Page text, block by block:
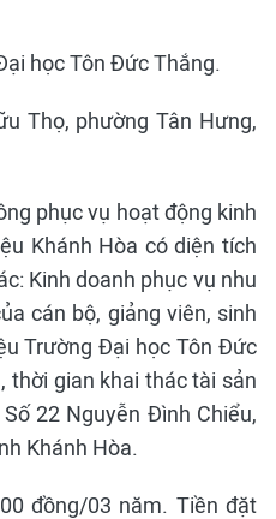
học Tôn Đức Thắng.
Thọ, phường Tân Hưng,
phục vụ hoạt động kinh
Khánh Hòa có diện tích
Kinh doanh phục vụ nhu
cán bộ, giảng viên, sinh
Trường Đại học Tôn Đức
thời gian khai thác tài sản
22 Nguyễn Đình Chiểu,
Khánh Hòa.
đồng/03 năm. Tiền đặt